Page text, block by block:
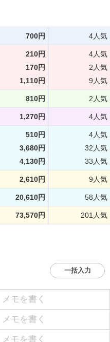
700円 4人気
210円
4人気
170円
2人気
1,110円 9人気
810円 2人気
1,270円 4人気
510円
4人気
3,680円
32人気
4,130円 33人気
2,610円 9人気
20,610円 58人気
73,570円 201人気
一括入力
メモを書く
メモを書く
メモを書く